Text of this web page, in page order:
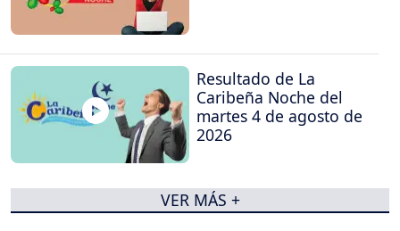
Resultado de La
Caribeña Noche del
martes 4 de agosto de
2026
VER MÁS +